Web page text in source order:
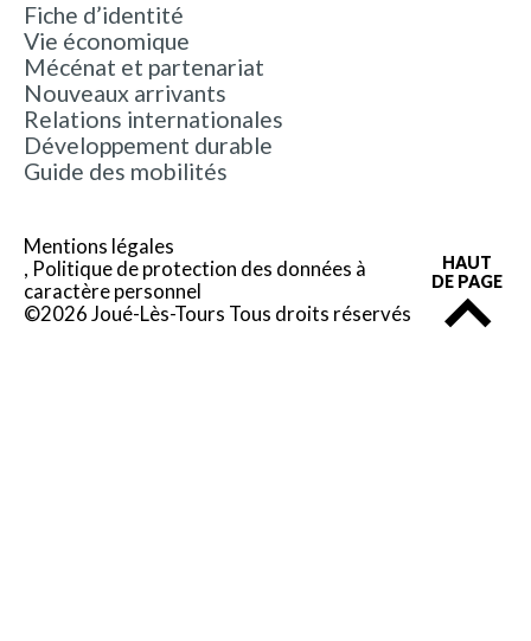
Fiche d’identité
Vie économique
Mécénat et partenariat
Nouveaux arrivants
Relations internationales
Développement durable
Guide des mobilités
Mentions légales
Politique de protection des données à
caractère personnel
©2026 Joué-Lès-Tours Tous droits réservés
HAUT
DE PAGE